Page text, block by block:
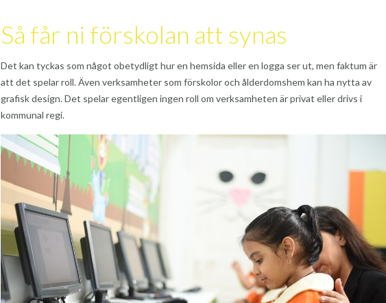
Så får ni förskolan att synas
Det kan tyckas som något obetydligt hur en hemsida eller en logga ser ut, men faktum är
att det spelar roll. Även verksamheter som förskolor och ålderdomshem kan ha nytta av
grafisk design. Det spelar egentligen ingen roll om verksamheten är privat eller drivs i
kommunal regi.